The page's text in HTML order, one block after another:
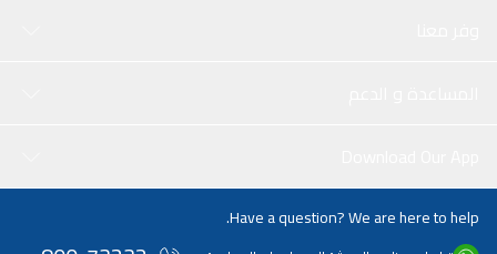
Have a question? We are here to help.